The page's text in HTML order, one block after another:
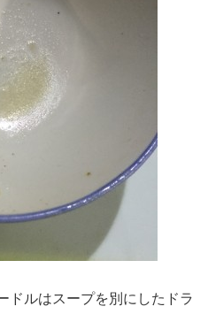
ドルはスープを別にしたドラ